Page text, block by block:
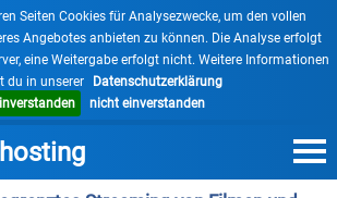
Seiten Cookies für Analysezwecke, um den vollen
Angebotes anbieten zu können. Die Analyse erfolgt
eine Weitergabe erfolgt nicht. Weitere Informationen
du in unserer
Datenschutzerklärung
nicht einverstanden
×